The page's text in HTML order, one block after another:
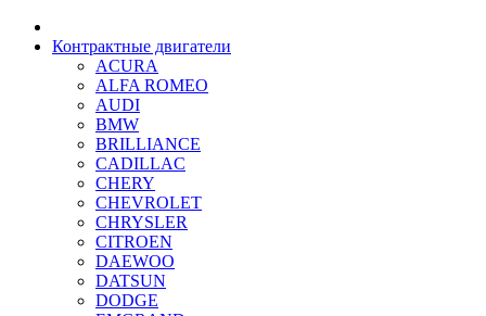
Контрактные двигатели
ACURA
ALFA ROMEO
AUDI
BMW
BRILLIANCE
CADILLAC
CHERY
CHEVROLET
CHRYSLER
CITROEN
DAEWOO
DATSUN
DODGE